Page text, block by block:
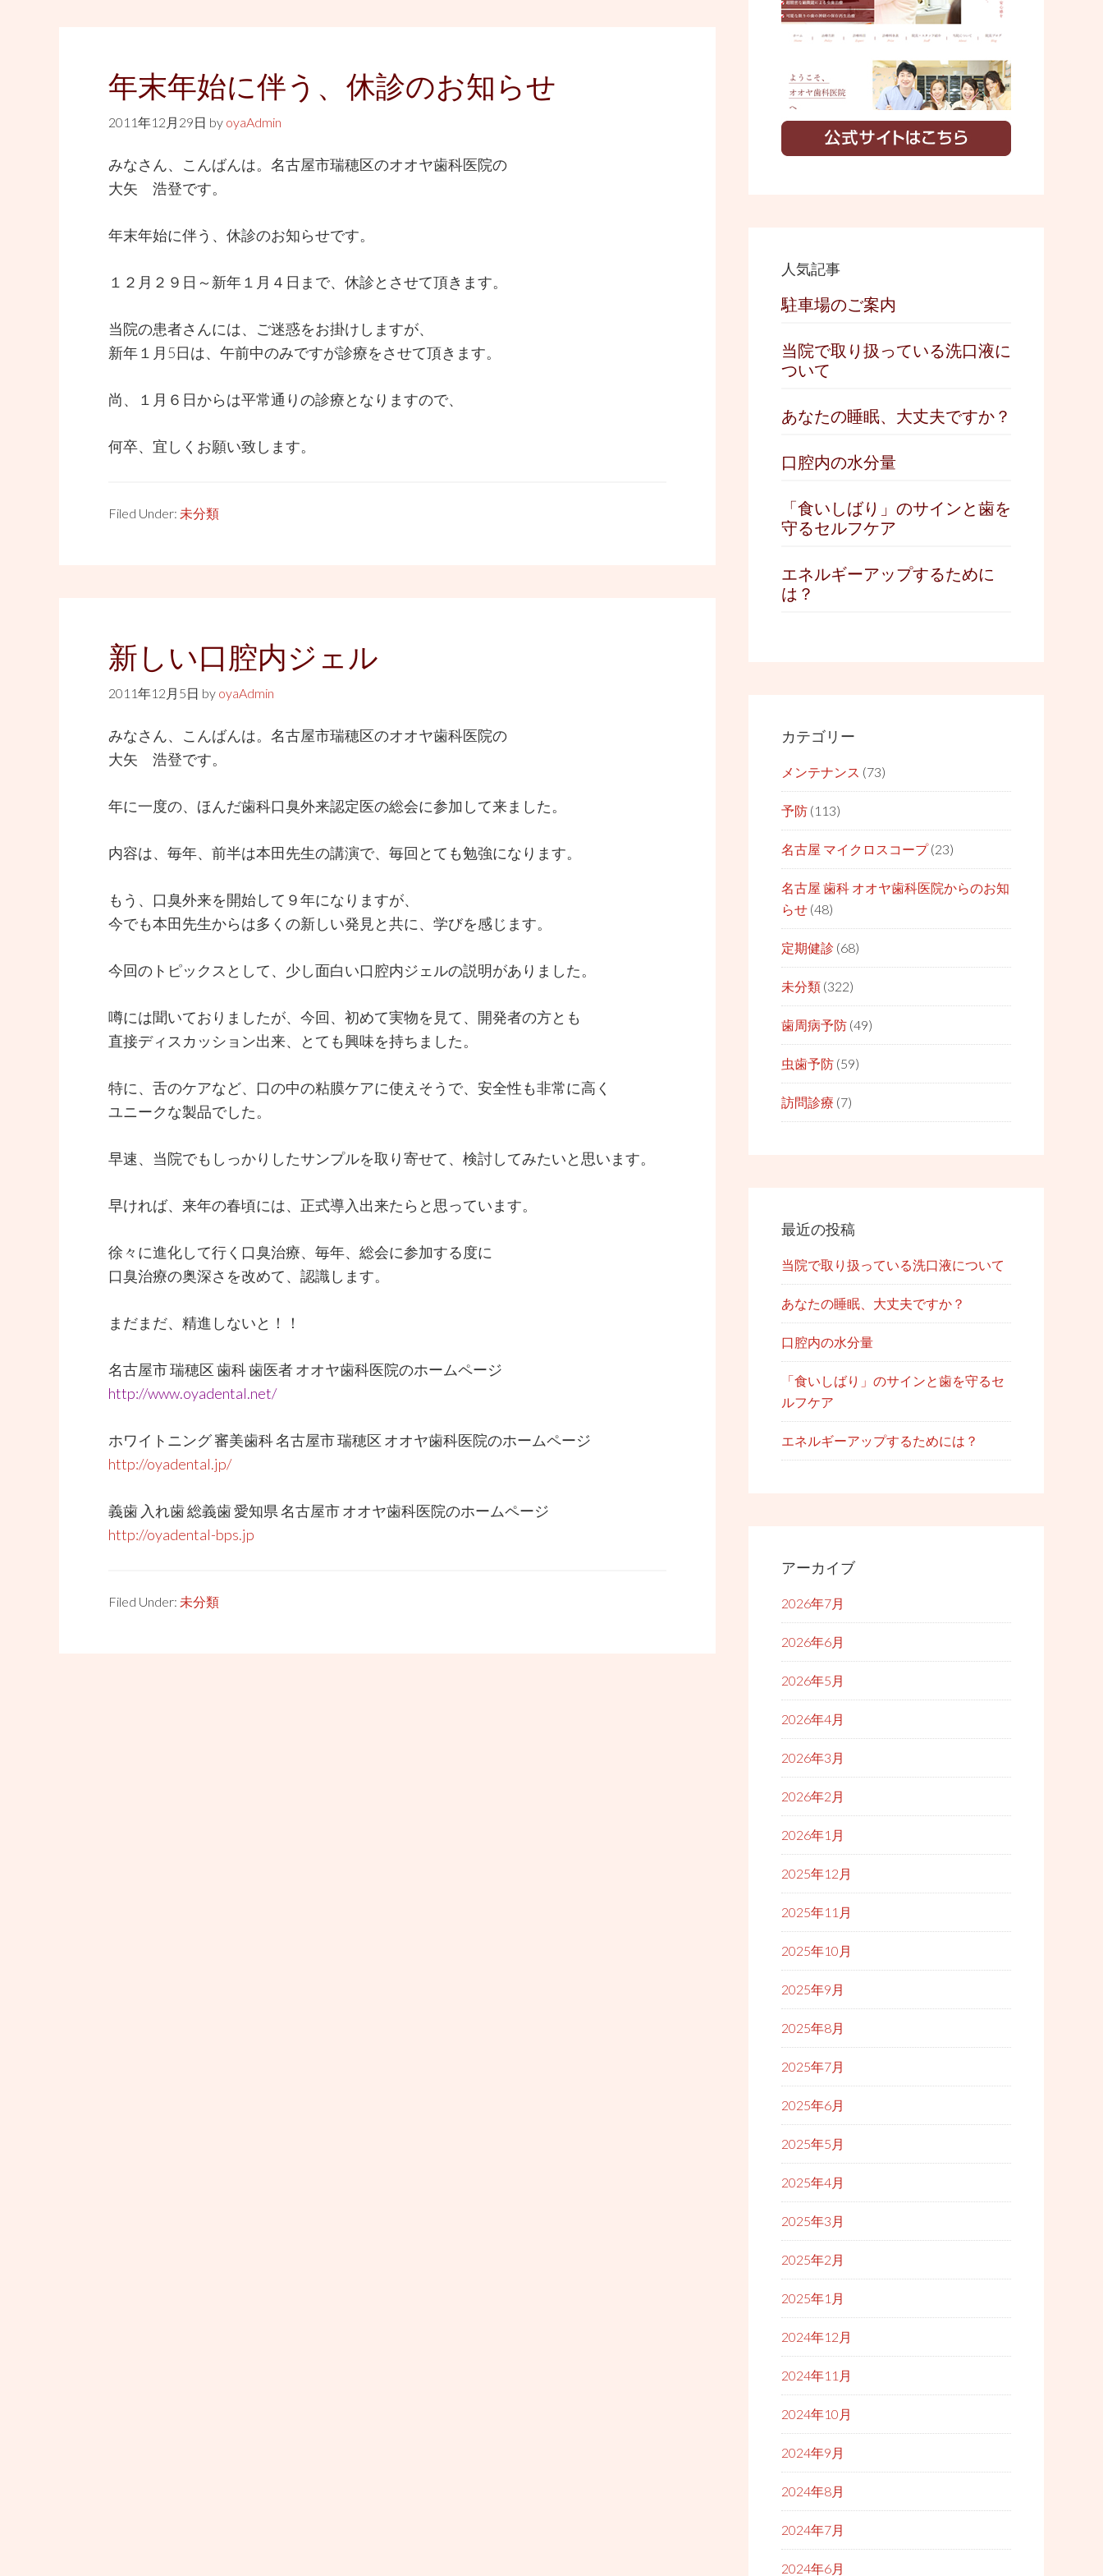
i
t
年末年始に伴う、休診のお知らせ
2011年12月29日 by oyaAdmin
みなさん、こんばんは。名古屋市瑞穂区のオオヤ歯科医院の
大矢 浩登です。
年末年始に伴う、休診のお知らせです。
１２月２９日～新年１月４日まで、休診とさせて頂きます。
当院の患者さんには、ご迷惑をお掛けしますが、
新年１月5日は、午前中のみですが診療をさせて頂きます。
尚、１月６日からは平常通りの診療となりますので、
何卒、宜しくお願い致します。
Filed Under: 未分類
新しい口腔内ジェル
2011年12月5日 by oyaAdmin
みなさん、こんばんは。名古屋市瑞穂区のオオヤ歯科医院の
大矢 浩登です。
年に一度の、ほんだ歯科口臭外来認定医の総会に参加して来ました。
内容は、毎年、前半は本田先生の講演で、毎回とても勉強になります。
もう、口臭外来を開始して９年になりますが、
今でも本田先生からは多くの新しい発見と共に、学びを感じます。
今回のトピックスとして、少し面白い口腔内ジェルの説明がありました。
噂には聞いておりましたが、今回、初めて実物を見て、開発者の方とも
直接ディスカッション出来、とても興味を持ちました。
特に、舌のケアなど、口の中の粘膜ケアに使えそうで、安全性も非常に高く
ユニークな製品でした。
早速、当院でもしっかりしたサンプルを取り寄せて、検討してみたいと思います。
早ければ、来年の春頃には、正式導入出来たらと思っています。
徐々に進化して行く口臭治療、毎年、総会に参加する度に
口臭治療の奥深さを改めて、認識します。
まだまだ、精進しないと！！
名古屋市 瑞穂区 歯科 歯医者 オオヤ歯科医院のホームページ
http://www.oyadental.net/
ホワイトニング 審美歯科 名古屋市 瑞穂区 オオヤ歯科医院のホームページ
http://oyadental.jp/
義歯 入れ歯 総義歯 愛知県 名古屋市 オオヤ歯科医院のホームページ
http://oyadental-bps.jp
Filed Under: 未分類
人気記事
駐車場のご案内
当院で取り扱っている洗口液に
ついて
あなたの睡眠、大丈夫ですか？
口腔内の水分量
「食いしばり」のサインと歯を
守るセルフケア
エネルギーアップするために
は？
カテゴリー
メンテナンス (73)
予防 (113)
名古屋 マイクロスコープ(23)
名古屋 歯科 オオヤ歯科医院からのお知
らせ (48)
定期健診 (68)
未分類 (322)
歯周病予防 (49)
虫歯予防 (59)
訪問診療 (7)
最近の投稿
当院で取り扱っている洗口液について
あなたの睡眠、大丈夫ですか？
口腔内の水分量
「食いしばり」のサインと歯を守るセ
ルフケア
エネルギーアップするためには？
アーカイブ
2026年7月
2026年6月
2026年5月
2026年4月
2026年3月
2026年2月
2026年1月
2025年12月
2025年11月
2025年10月
2025年9月
2025年8月
2025年7月
2025年6月
2025年5月
2025年4月
2025年3月
2025年2月
2025年1月
2024年12月
2024年11月
2024年10月
2024年9月
2024年8月
2024年7月
2024年6月